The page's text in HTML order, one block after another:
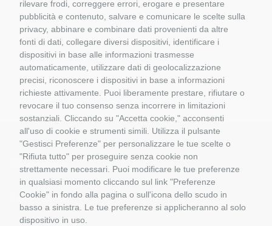
rilevare frodi, correggere errori, erogare e presentare
pubblicità e contenuto, salvare e comunicare le scelte sulla
privacy, abbinare e combinare dati provenienti da altre
fonti di dati, collegare diversi dispositivi, identificare i
dispositivi in base alle informazioni trasmesse
automaticamente, utilizzare dati di geolocalizzazione
precisi, riconoscere i dispositivi in base a informazioni
richieste attivamente. Puoi liberamente prestare, rifiutare o
revocare il tuo consenso senza incorrere in limitazioni
sostanziali. Cliccando su "Accetta cookie," acconsenti
all'uso di cookie e strumenti simili. Utilizza il pulsante
"Gestisci Preferenze" per personalizzare le tue scelte o
"Rifiuta tutto" per proseguire senza cookie non
strettamente necessari. Puoi modificare le tue preferenze
in qualsiasi momento cliccando sul link "Preferenze
Cookie" in fondo alla pagina o sull'icona dello scudo in
basso a sinistra. Le tue preferenze si applicheranno al solo
dispositivo in uso.
GIOCATTOLI
MATERIALE DIORAMI
PORTACHIAVI E GADGET
MATTEL COSTRUZIONI
RASTAR
ROLLY TOYS
Informazioni
Il Mio Account